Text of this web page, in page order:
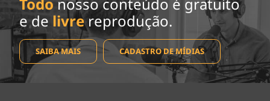
e de livrereprodução.
SAIBA MAIS CADASTRO DE MÍDIAS